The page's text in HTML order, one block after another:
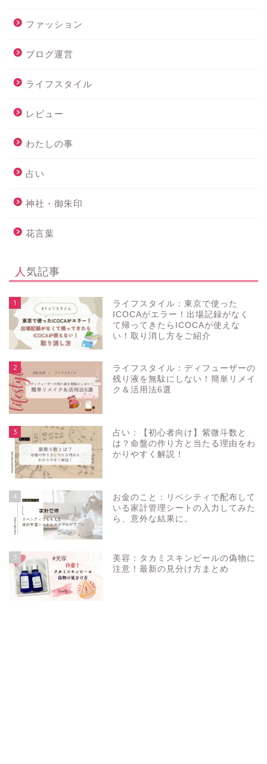
ファッション
ブログ運営
ライフスタイル
レビュー
わたしの事
占い
神社・御朱印
花言葉
人気記事
1
ライフスタイル：東京で使った
ICOCAがエラー！出場記録がなく
て帰ってきたらICOCAが使えな
い！取り消し方をご紹介
2
ライフスタイル：ディフューザーの
残り液を無駄にしない！簡単リメイ
ク＆活用法6選
3
占い：【初心者向け】紫微斗数と
は？命盤の作り方と当たる理由をわ
かりやすく解説！
4
お金のこと：リベシティで配布して
いる家計管理シートの入力してみた
ら、意外な結果に。
5
美容：タカミスキンピールの偽物に
注意！最新の見分け方まとめ